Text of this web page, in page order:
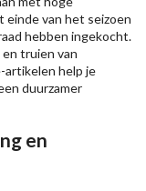
einde van het seizoen
hebben ingekocht.
en truien van
artikelen help je
duurzamer
en